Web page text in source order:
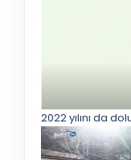
2022 yılını da